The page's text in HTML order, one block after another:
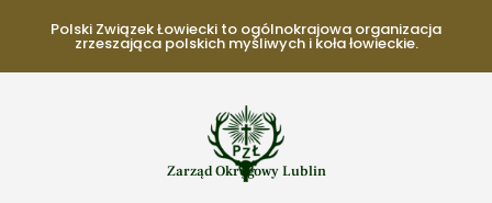
Polski Związek Łowiecki to ogólnokrajowa organizacja
zrzeszająca polskich myśliwych i koła łowieckie.
Zarząd Okręgowy Lublin